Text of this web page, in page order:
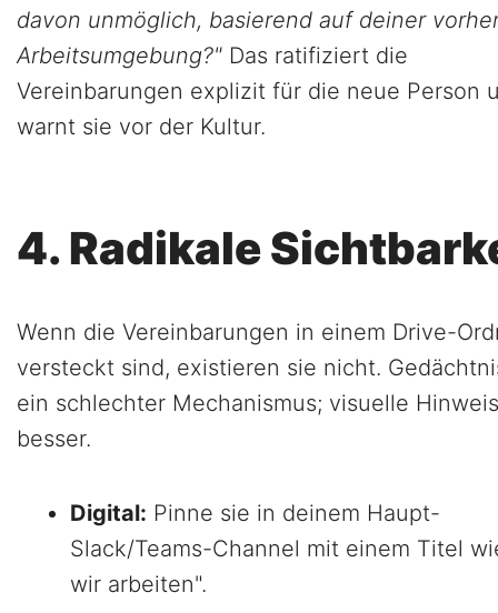
davon unmöglich, basierend auf deiner
Arbeitsumgebung?" Das ratifiziert die
Vereinbarungen explizit für die neue Person
warnt sie vor der Kultur.
4. Radikale
Wenn die Vereinbarungen in einem Drive-
versteckt sind, existieren sie nicht.
ein schlechter Mechanismus; visuelle
besser.
Digital: Pinne sie in deinem Haupt-
Slack/Teams-Channel mit einem Titel
wir arbeiten".